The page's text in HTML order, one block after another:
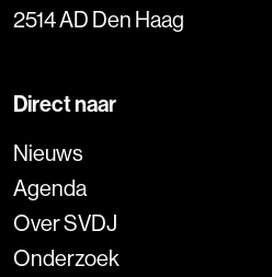
2514 AD Den Haag
Direct naar
Nieuws
Agenda
Over SVDJ
Onderzoek